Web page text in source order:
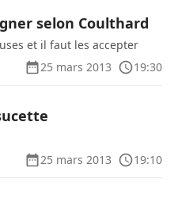
selon Coulthard
et il faut les accepter
25 mars 2013
19:30
25 mars 2013
19:10